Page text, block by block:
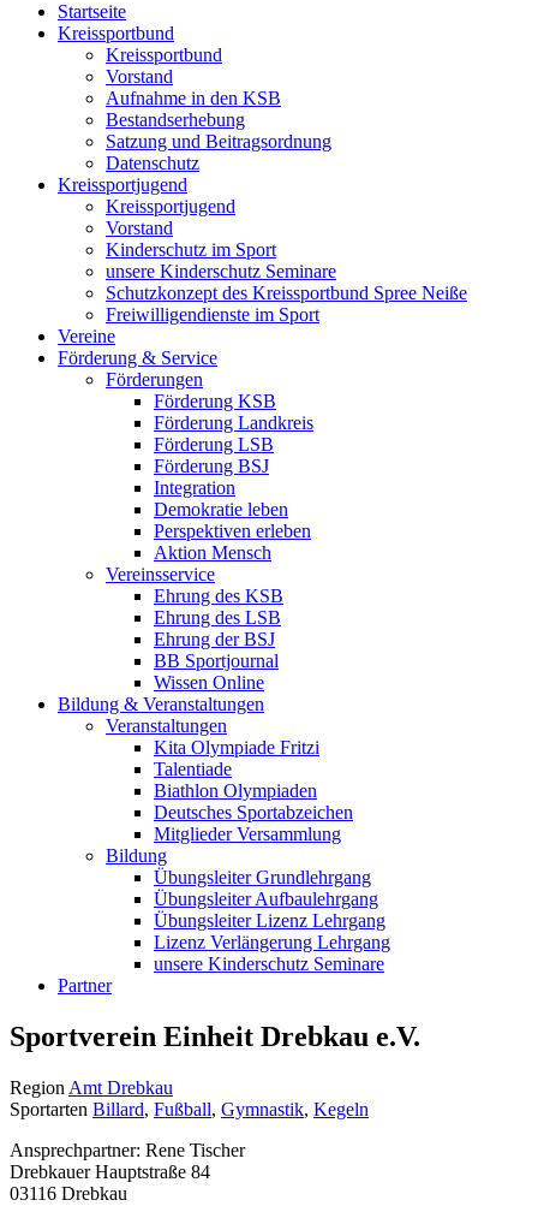
Startseite
Kreissportbund
Kreissportbund
Vorstand
Aufnahme in den KSB
Bestandserhebung
Satzung und Beitragsordnung
Datenschutz
Kreissportjugend
Kreissportjugend
Vorstand
Kinderschutz im Sport
unsere Kinderschutz Seminare
Schutzkonzept des Kreissportbund Spree Neiße
Freiwilligendienste im Sport
Vereine
Förderung & Service
Förderungen
Förderung KSB
Förderung Landkreis
Förderung LSB
Förderung BSJ
Integration
Demokratie leben
Perspektiven erleben
Aktion Mensch
Vereinsservice
Ehrung des KSB
Ehrung des LSB
Ehrung der BSJ
BB Sportjournal
Wissen Online
Bildung & Veranstaltungen
Veranstaltungen
Kita Olympiade Fritzi
Talentiade
Biathlon Olympiaden
Deutsches Sportabzeichen
Mitglieder Versammlung
Bildung
Übungsleiter Grundlehrgang
Übungsleiter Aufbaulehrgang
Übungsleiter Lizenz Lehrgang
Lizenz Verlängerung Lehrgang
unsere Kinderschutz Seminare
Partner
Sportverein Einheit Drebkau e.V.
Region Amt Drebkau
Sportarten Billard, Fußball, Gymnastik, Kegeln
Ansprechpartner: Rene Tischer
Drebkauer Hauptstraße 84
03116 Drebkau